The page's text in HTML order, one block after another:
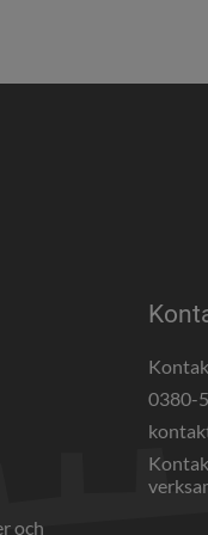
webbplats, öppnas i
och
0380-